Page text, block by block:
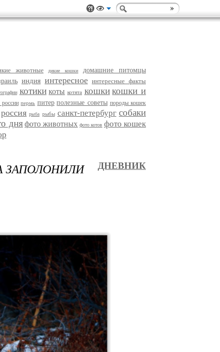
животные дикие кошки
домашние питомцы
индия интересное интересные факты
котики коты котята кошки кошки и
пермь питер полезные советы породы кошек
россия рыба рыбы санкт-петербург собаки
дня фото животных фото котов фото кошек
ЗАПОЛОНИЛИ ДНЕВНИК